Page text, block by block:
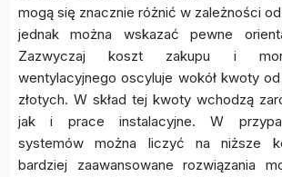
mogą się znacznie różnić w zależności
jednak można wskazać pewne
Zazwyczaj koszt zakupu i
wentylacyjnego oscyluje wokół kwoty
złotych. W skład tej kwoty wchodzą
jak i prace instalacyjne. W
systemów można liczyć na niższe
bardziej zaawansowane rozwiązania